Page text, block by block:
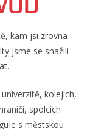
kam jsi zrovna
jsme se snažili
kolejích,
spolcích
s městskou